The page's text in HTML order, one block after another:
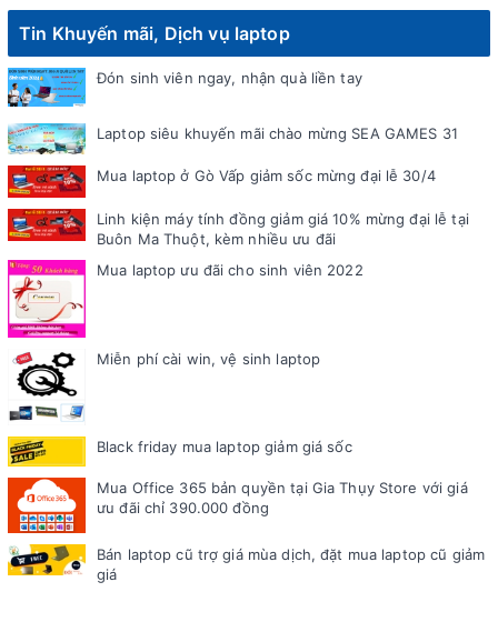
Tin Khuyến mãi, Dịch vụ laptop
Đón sinh viên ngay, nhận quà liền tay
Laptop siêu khuyến mãi chào mừng SEA GAMES 31
Mua laptop ở Gò Vấp giảm sốc mừng đại lễ 30/4
Linh kiện máy tính đồng giảm giá 10% mừng đại lễ tại
Buôn Ma Thuột, kèm nhiều ưu đãi
Mua laptop ưu đãi cho sinh viên 2022
Miễn phí cài win, vệ sinh laptop
Black friday mua laptop giảm giá sốc
Mua Office 365 bản quyền tại Gia Thụy Store với giá
ưu đãi chỉ 390.000 đồng
Bán laptop cũ trợ giá mùa dịch, đặt mua laptop cũ giảm
giá